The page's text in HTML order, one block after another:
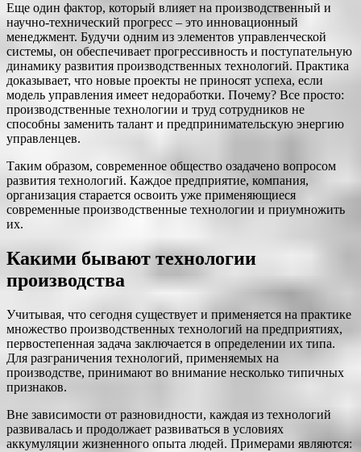
Еще один фактор, который влияет на производственный и
научно-технический прогресс – это инновационный
менеджмент. Будучи одним из элементов управленческой
системы, он обеспечивает прогрессивность и поступательную
динамику развития производственных технологий. Практика
доказывает, что новые проекты не приносят успеха, если
модель управления имеет недоработки. Почему? Все просто:
производственные технологии и труд сотрудников не
способны заменить талант и предпринимательскую энергию
управленцев.
Таким образом, современное общество озадачено вопросом
развития технологий. Каждое предприятие, компания,
организация старается освоить уже применяющиеся
современные производственные технологии и приумножить
их.
Какими бывают технологии
производства
Учитывая, что сегодня существует и применяется на практике
множество производственных технологий на предприятиях,
первостепенная задача заключается в определении их типа.
Для разграничения технологий, применяемых на
производстве, принимают во внимание несколько типичных
признаков.
Вне зависимости от разновидности, каждая из технологий
развивалась и продолжает развиваться в условиях
аккумуляции жизненного опыта людей. Примерами являются: